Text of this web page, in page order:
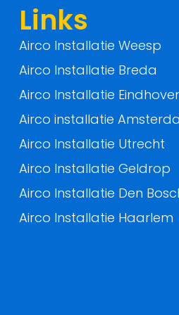
Links
Airco Installatie Weesp
Airco Installatie Breda
Airco Installatie
Airco installatie
Airco Installatie Utrecht
Airco Installatie Geldrop
Airco Installatie Den
Airco Installatie Haarlem